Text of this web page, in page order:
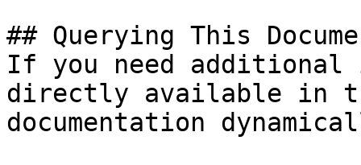
## Querying This
If you need
directly available in
documentation